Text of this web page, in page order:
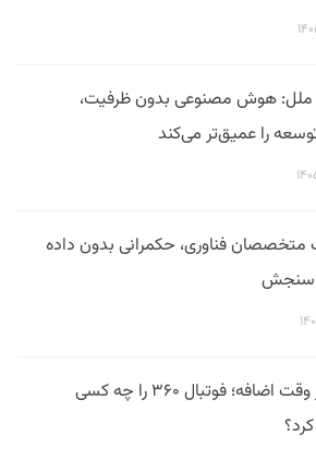
ملل: هوش مصنوعی بدون ظرفیت،
را عمیق‌تر می‌کند
متخصصان فناوری، حکمرانی بدون داده
سنجش
فیلتر در وقت اضافه؛ فوتبال ۳۶۰ را چه کسی